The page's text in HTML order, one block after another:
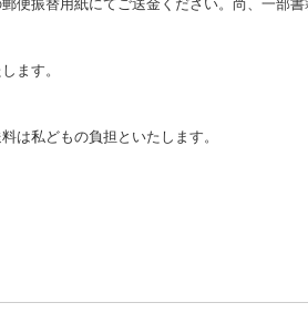
振替用紙にてご送金ください。尚、一部書
ます。
は私どもの負担といたします。